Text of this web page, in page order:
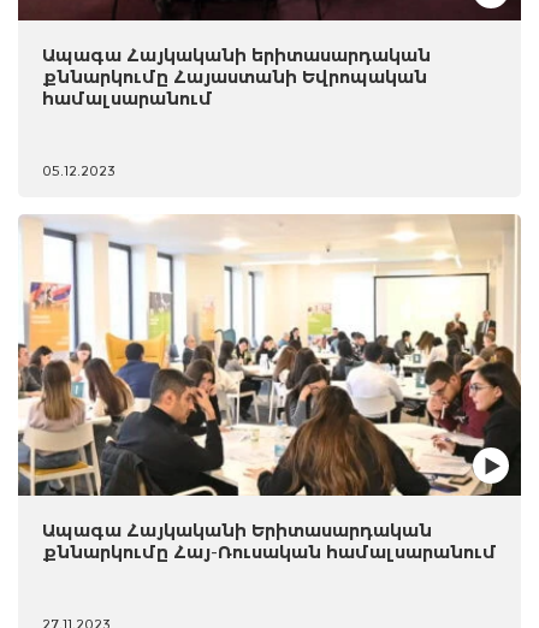
Ապագա Հայկականի երիտասարդական
քննարկումը Հայաստանի Եվրոպական
համալսարանում
05.12.2023
Ապագա Հայկականի Երիտասարդական
քննարկումը Հայ-Ռուսական համալսարանում
27.11.2023